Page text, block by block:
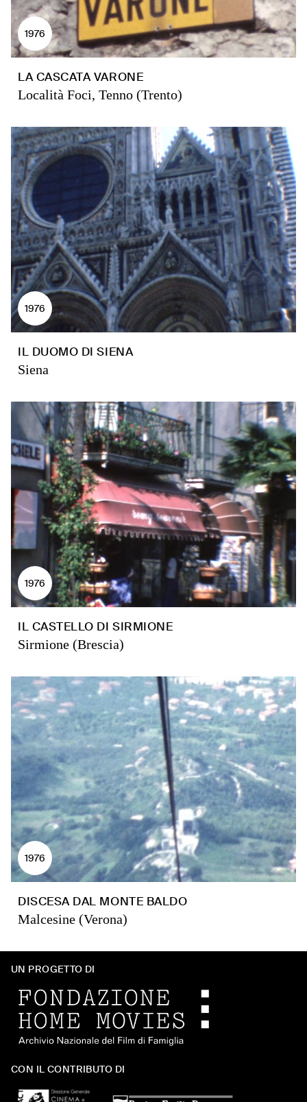
1976
LA CASCATA VARONE
Località Foci, Tenno (Trento)
1976
IL DUOMO DI SIENA
Siena
1976
IL CASTELLO DI SIRMIONE
Sirmione (Brescia)
1976
DISCESA DAL MONTE BALDO
Malcesine (Verona)
UN PROGETTO DI
CON IL CONTRIBUTO DI